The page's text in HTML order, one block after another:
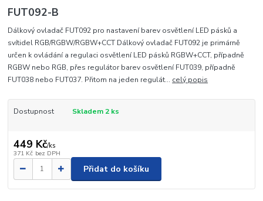
FUT092-B
Dálkový ovladač FUT092 pro nastavení barev osvětlení LED pásků a
svítidel RGB/RGBW/RGBW+CCT Dálkový ovladač FUT092 je primárně
určen k ovládání a regulaci osvětlení LED pásků RGBW+CCT, případně
RGBW nebo RGB, přes regulátor barev osvětlení FUT039, případně
FUT038 nebo FUT037. Přitom na jeden regulát... celý popis
Dostupnost Skladem 2 ks
449 Kč/ks
371 Kč bez DPH
Přidat do košíku